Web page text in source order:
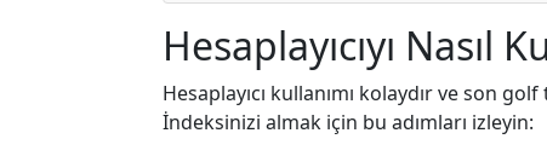
Hesaplayıcıyı Nasıl
Hesaplayıcı kullanımı kolaydır ve son golf
İndeksinizi almak için bu adımları izleyin: